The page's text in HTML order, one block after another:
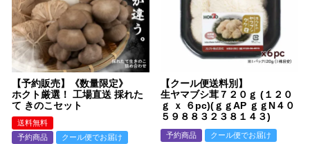
【予約販売】《数量限定》
ホクト厳選！ 工場直送 採れた
て きのこセット
送料無料
予約商品
クール便でお届け
【クール便送料別】
生ヤマブシ茸７２０ｇ (１２０
ｇ ｘ ６pc)(ｇｇAP ｇｇN４０
５９８８３２３８１４３)
予約商品 クール便でお届け